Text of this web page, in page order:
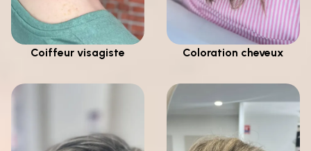
Coiffeur visagiste Coloration cheveux